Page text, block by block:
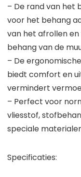
– De rand van het
voor het behang
van het afrollen
behang van de
– De
biedt comfort en
vermindert
– Perfect voor
vliesstof,
speciale
Specificaties: